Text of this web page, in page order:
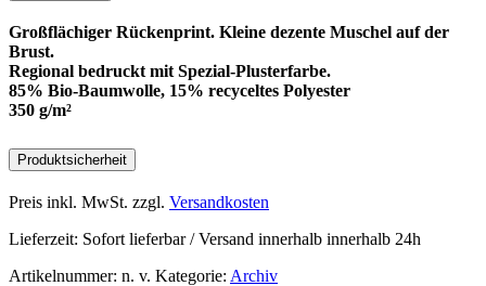
Großflächiger Rückenprint. Kleine dezente Muschel auf der
Brust.
Regional bedruckt mit Spezial-Plusterfarbe.
85% Bio-Baumwolle, 15% recyceltes Polyester
350 g/m²
Produktsicherheit
Preis inkl. MwSt. zzgl. Versandkosten
Lieferzeit: Sofort lieferbar / Versand innerhalb innerhalb 24h
Artikelnummer: n. v. Kategorie: Archiv